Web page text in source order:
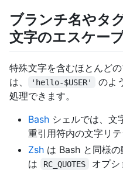
ブランチ名やタ
文字のエスケー
特殊文字を含むほとんど
は、
'hello-$USER'
のよ
処理できます。
Bash シェルでは、文
重引用符内の文字リ
Zsh は Bash と同様
は
RC_QUOTES
オプシ